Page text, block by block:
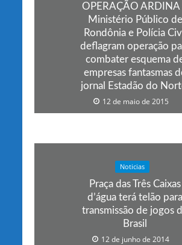
OPERAÇÃO ARDINA
Ministério Público de
Rondônia e Polícia
deflagram operação
combater esquema
empresas fantasmas
jornal Estadão do
12 de maio de 2015
Noticias
Praça das Três Caixas
d’água terá telão para
transmissão de jogos
Brasil
12 de junho de 2014